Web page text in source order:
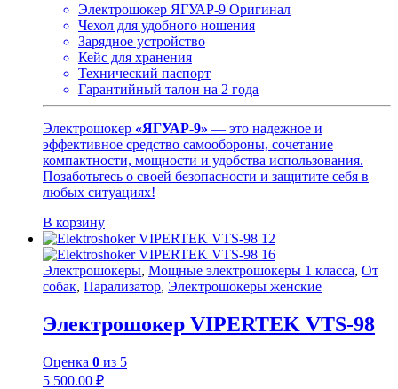
Электрошокер ЯГУАР-9 Оригинал
Чехол для удобного ношения
Зарядное устройство
Кейс для хранения
Технический паспорт
Гарантийный талон на 2 года
Электрошокер «ЯГУАР-9» — это надежное и
эффективное средство самообороны, сочетание
компактности, мощности и удобства использования.
Позаботьтесь о своей безопасности и защитите себя в
любых ситуациях!
В корзину
Электрошокеры, Мощные электрошокеры 1 класса, От
собак, Парализатор, Электрошокеры женские
Электрошокер VIPERTEK VTS-98
Оценка 0 из 5
5 500.00 ₽